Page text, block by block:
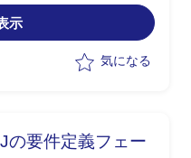
活動を通じた案件創出お
リード
PJ推進を実施
示
気になる
の要件定義フェー